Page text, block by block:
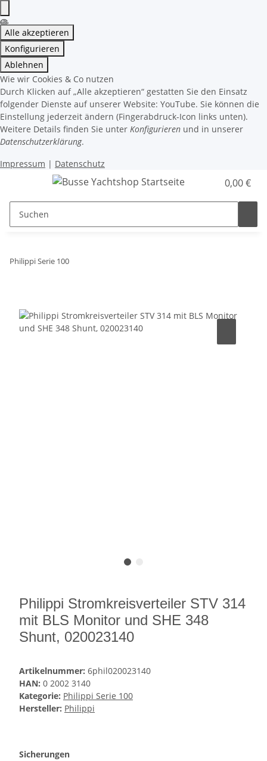
Alle akzeptieren
Konfigurieren
Ablehnen
Wie wir Cookies & Co nutzen
Durch Klicken auf „Alle akzeptieren“ gestatten Sie den Einsatz
folgender Dienste auf unserer Website: YouTube. Sie können die
Einstellung jederzeit ändern (Fingerabdruck-Icon links unten).
Weitere Details finden Sie unter Konfigurieren und in unserer
Datenschutzerklärung.
Impressum | Datenschutz
0,00 €
Philippi Serie 100
Philippi Stromkreisverteiler STV 314
mit BLS Monitor und SHE 348
Shunt, 020023140
Artikelnummer: 6phil020023140
HAN: 0 2002 3140
Kategorie: Philippi Serie 100
Hersteller: Philippi
Sicherungen